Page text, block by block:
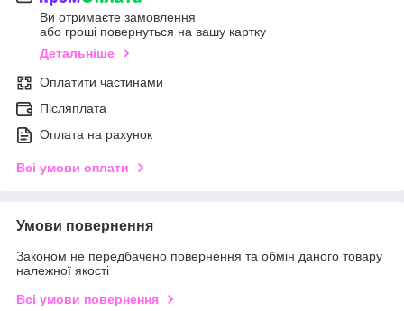
Ви отримаєте замовлення
або гроші повернуться на вашу картку
Детальніше
Оплатити частинами
Післяплата
Оплата на рахунок
Всі умови оплати
Умови повернення
Законом не передбачено повернення та обмін даного товару
належної якості
Всі умови повернення